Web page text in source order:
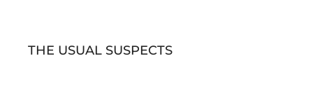
THE USUAL SUSPECTS